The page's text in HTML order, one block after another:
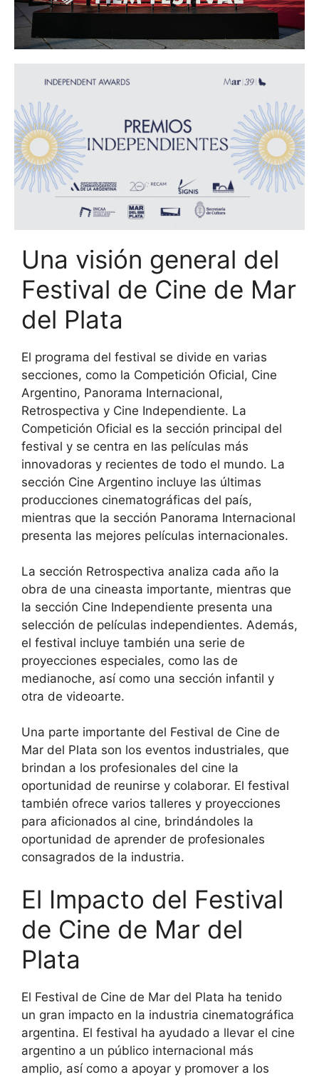
Una visión general del
Festival de Cine de Mar
del Plata
El programa del festival se divide en varias
secciones, como la Competición Oficial, Cine
Argentino, Panorama Internacional,
Retrospectiva y Cine Independiente. La
Competición Oficial es la sección principal del
festival y se centra en las películas más
innovadoras y recientes de todo el mundo. La
sección Cine Argentino incluye las últimas
producciones cinematográficas del país,
mientras que la sección Panorama Internacional
presenta las mejores películas internacionales.
La sección Retrospectiva analiza cada año la
obra de una cineasta importante, mientras que
la sección Cine Independiente presenta una
selección de películas independientes. Además,
el festival incluye también una serie de
proyecciones especiales, como las de
medianoche, así como una sección infantil y
otra de videoarte.
Una parte importante del Festival de Cine de
Mar del Plata son los eventos industriales, que
brindan a los profesionales del cine la
oportunidad de reunirse y colaborar. El festival
también ofrece varios talleres y proyecciones
para aficionados al cine, brindándoles la
oportunidad de aprender de profesionales
consagrados de la industria.
El Impacto del Festival
de Cine de Mar del
Plata
El Festival de Cine de Mar del Plata ha tenido
un gran impacto en la industria cinematográfica
argentina. El festival ha ayudado a llevar el cine
argentino a un público internacional más
amplio, así como a apoyar y promover a los